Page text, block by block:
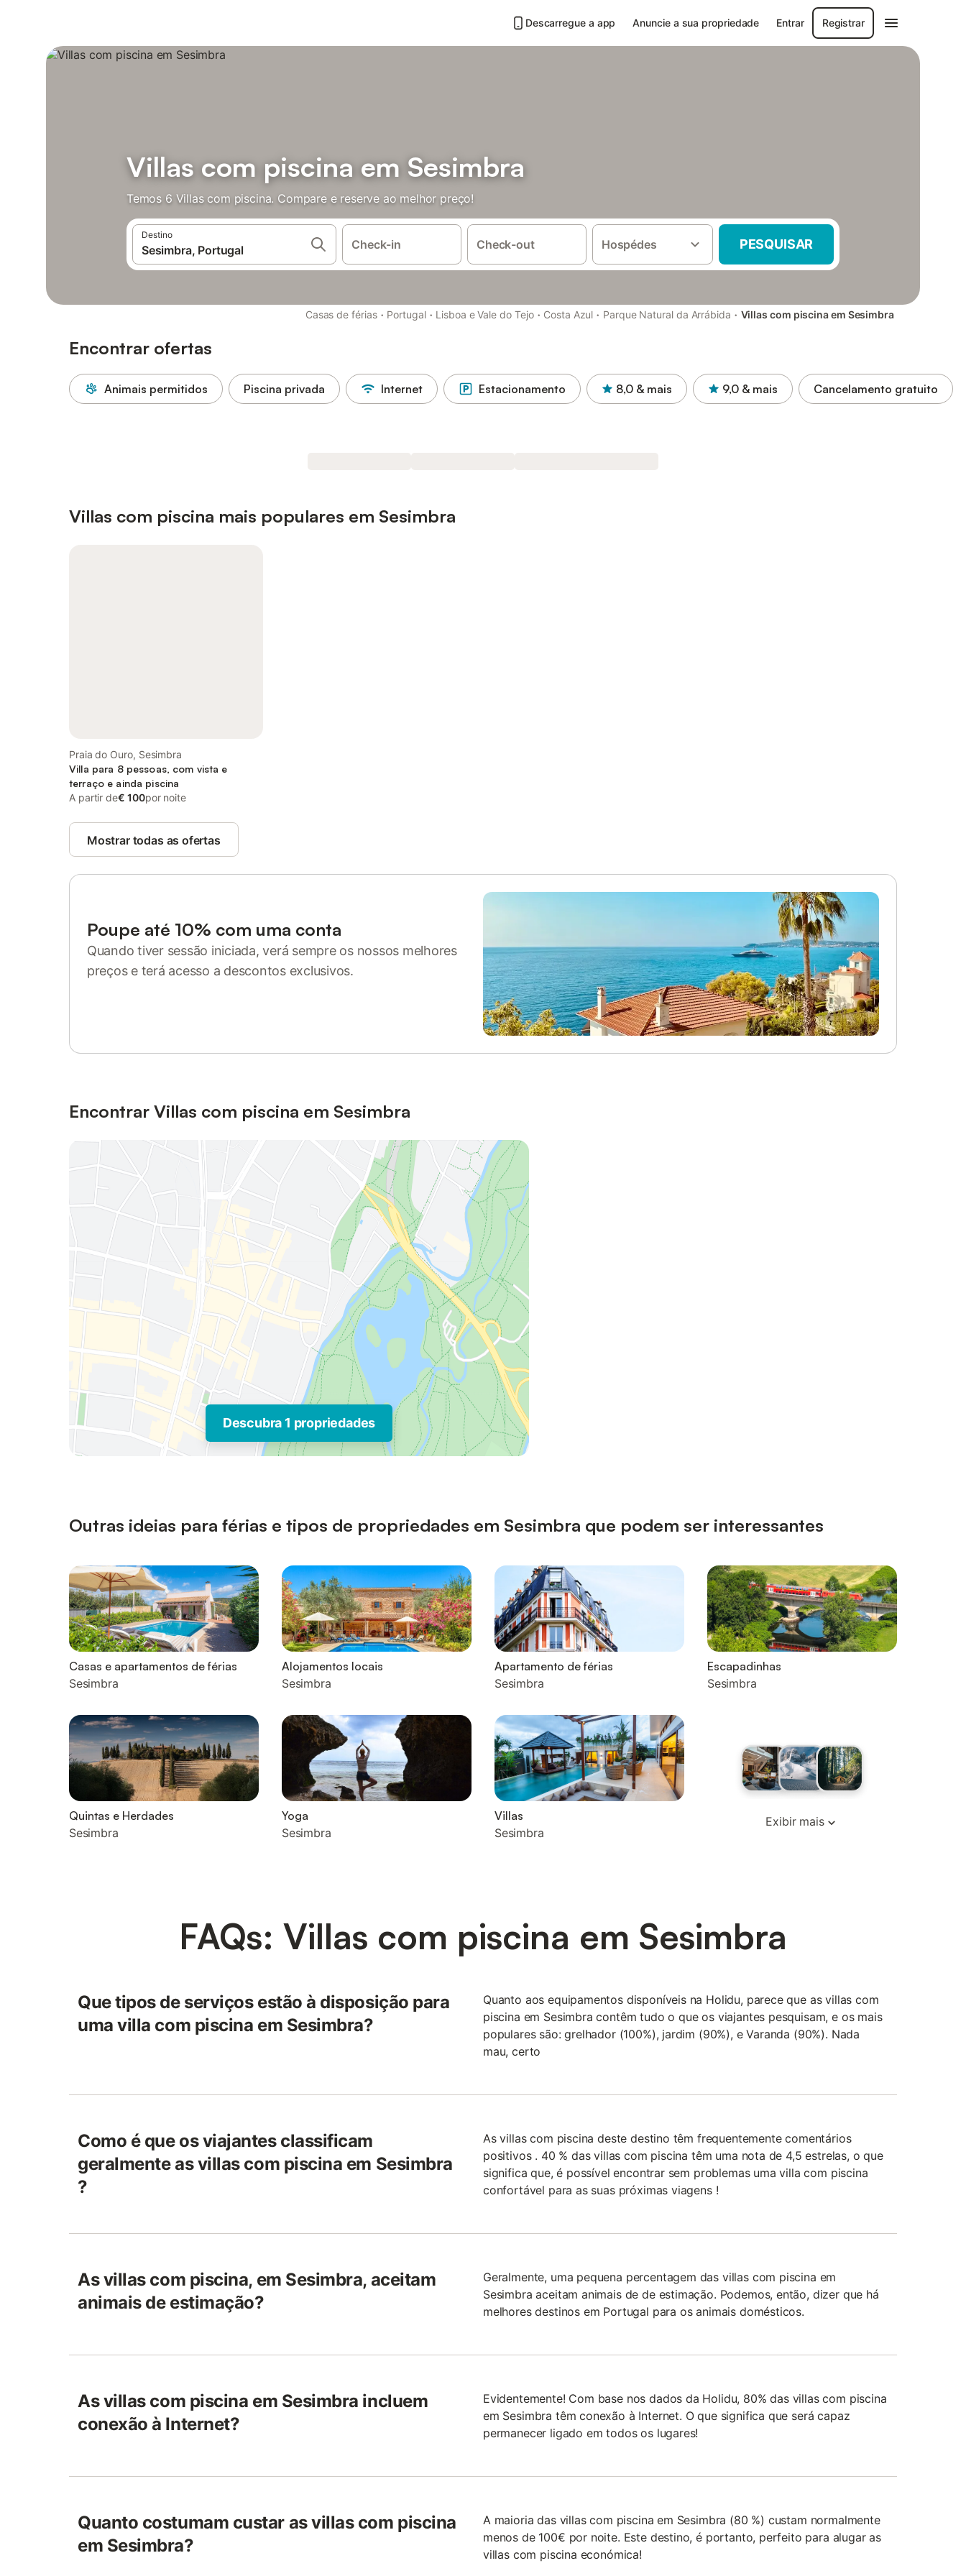
Descarregue a app Anuncie a sua propriedade Entrar Registrar
Villas com piscina em Sesimbra
Temos 6 Villas com piscina. Compare e reserve ao melhor preço!
Destino
Check-in Check-out Hospédes PESQUISAR
Casas de férias · Portugal · Lisboa e Vale do Tejo · Costa Azul · Parque Natural da Arrábida · Villas com piscina em Sesimbra
Encontrar ofertas
Animais permitidos Piscina privada Internet Estacionamento 8,0 & mais 9,0 & mais Cancelamento gratuito
Villas com piscina mais populares em Sesimbra
Praia do Ouro, Sesimbra
Villa para 8 pessoas, com vista e
terraço e ainda piscina
A partir de€ 100por noite
Mostrar todas as ofertas
Poupe até 10% com uma conta
Quando tiver sessão iniciada, verá sempre os nossos melhores
preços e terá acesso a descontos exclusivos.
Encontrar Villas com piscina em Sesimbra
Descubra 1 propriedades
Outras ideias para férias e tipos de propriedades em Sesimbra que podem ser interessantes
Casas e apartamentos de férias
Sesimbra
Alojamentos locais
Sesimbra
Apartamento de férias
Sesimbra
Escapadinhas
Sesimbra
Quintas e Herdades
Sesimbra
Yoga
Sesimbra
Villas
Sesimbra
Exibir mais
FAQs: Villas com piscina em Sesimbra
Que tipos de serviços estão à disposição para
uma villa com piscina em Sesimbra?
Quanto aos equipamentos disponíveis na Holidu, parece que as villas com
piscina em Sesimbra contêm tudo o que os viajantes pesquisam, e os mais
populares são: grelhador (100%), jardim (90%), e Varanda (90%). Nada
mau, certo
Como é que os viajantes classificam
geralmente as villas com piscina em Sesimbra
?
As villas com piscina deste destino têm frequentemente comentários
positivos . 40 % das villas com piscina têm uma nota de 4,5 estrelas, o que
significa que, é possível encontrar sem problemas uma villa com piscina
confortável para as suas próximas viagens !
As villas com piscina, em Sesimbra, aceitam
animais de estimação?
Geralmente, uma pequena percentagem das villas com piscina em
Sesimbra aceitam animais de de estimação. Podemos, então, dizer que há
melhores destinos em Portugal para os animais domésticos.
As villas com piscina em Sesimbra incluem
conexão à Internet?
Evidentemente! Com base nos dados da Holidu, 80% das villas com piscina
em Sesimbra têm conexão à Internet. O que significa que será capaz
permanecer ligado em todos os lugares!
Quanto costumam custar as villas com piscina
em Sesimbra?
A maioria das villas com piscina em Sesimbra (80 %) custam normalmente
menos de 100€ por noite. Este destino, é portanto, perfeito para alugar as
villas com piscina económica!